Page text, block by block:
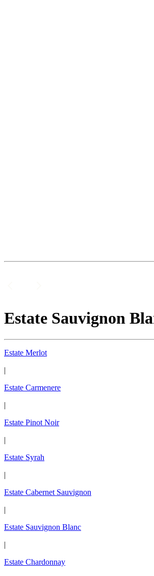
Estate Sauvignon
Estate Merlot
|
Estate Carmenere
|
Estate Pinot Noir
|
Estate Syrah
|
Estate Cabernet Sauvignon
|
Estate Sauvignon Blanc
|
Estate Chardonnay